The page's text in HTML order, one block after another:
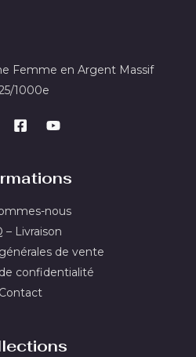
Femme en Argent Massif
1000e
nous
– Livraison
de vente
confidentialité
Contact